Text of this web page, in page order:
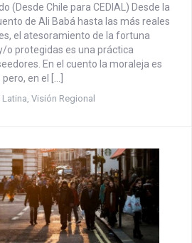
(Desde Chile para CEDIAL) Desde la
de Ali Babá hasta las más reales
el atesoramiento de la fortuna
o protegidas es una práctica
En el cuento la moraleja es
en el […]
, Visión Regional